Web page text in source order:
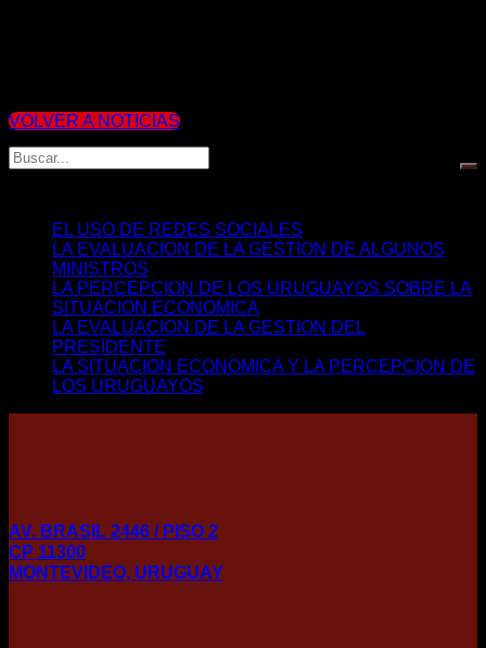
VOLVER A NOTICIAS
EL USO DE REDES SOCIALES
LA EVALUACION DE LA GESTION DE ALGUNOS
MINISTROS
LA PERCEPCION DE LOS URUGUAYOS SOBRE LA
SITUACION ECONOMICA
LA EVALUACION DE LA GESTION DEL
PRESIDENTE
LA SITUACION ECONOMICA Y LA PERCEPCION DE
LOS URUGUAYOS
AV. BRASIL 2446 / PISO 2
CP 11300
MONTEVIDEO, URUGUAY